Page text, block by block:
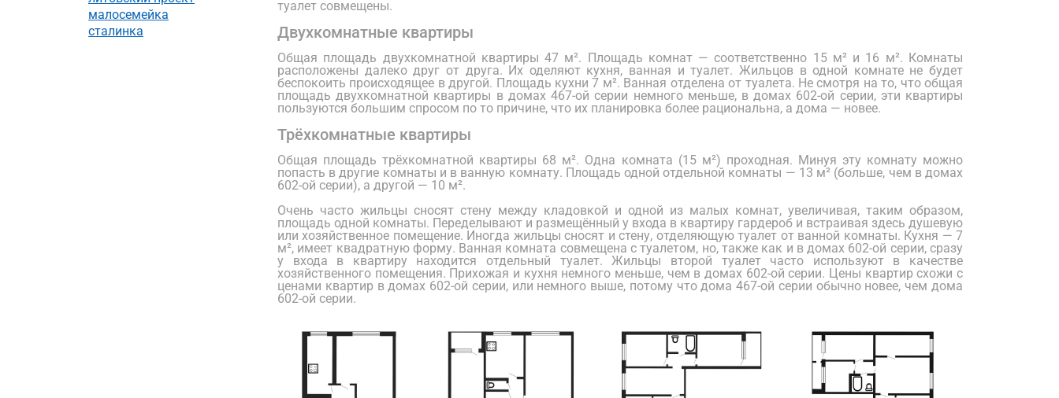
малосемейка
сталинка
туалет совмещены.
Двухкомнатные квартиры
Общая площадь двухкомнатной квартиры 47 м². Площадь комнат — соответственно 15 м² и 16 м². Комнаты
расположены далеко друг от друга. Их оделяют кухня, ванная и туалет. Жильцов в одной комнате не будет
беспокоить происходящее в другой. Площадь кухни 7 м². Ванная отделена от туалета. Не смотря на то, что общая
площадь двухкомнатной квартиры в домах 467-ой серии немного меньше, в домах 602-ой серии, эти квартиры
пользуются большим спросом по то причине, что их планировка более рациональна, а дома — новее.
Трёхкомнатные квартиры
Общая площадь трёхкомнатной квартиры 68 м². Одна комната (15 м²) проходная. Минуя эту комнату можно
попасть в другие комнаты и в ванную комнату. Площадь одной отдельной комнаты — 13 м² (больше, чем в домах
602-ой серии), а другой — 10 м².
Очень часто жильцы сносят стену между кладовкой и одной из малых комнат, увеличивая, таким образом,
площадь одной комнаты. Переделывают и размещённый у входа в квартиру гардероб и встраивая здесь душевую
или хозяйственное помещение. Иногда жильцы сносят и стену, отделяющую туалет от ванной комнаты. Кухня — 7
м², имеет квадратную форму. Ванная комната совмещена с туалетом, но, также как и в домах 602-ой серии, сразу
у входа в квартиру находится отдельный туалет. Жильцы второй туалет часто используют в качестве
хозяйственного помещения. Прихожая и кухня немного меньше, чем в домах 602-ой серии. Цены квартир схожи с
ценами квартир в домах 602-ой серии, или немного выше, потому что дома 467-ой серии обычно новее, чем дома
602-ой серии.